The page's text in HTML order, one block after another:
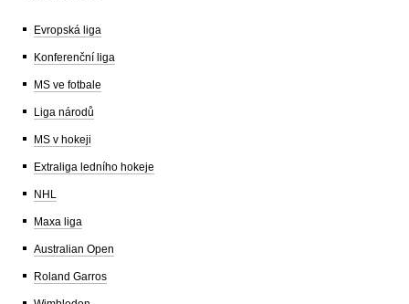
Evropská liga
Konferenční liga
MS ve fotbale
Liga národů
MS v hokeji
Extraliga ledního hokeje
NHL
Maxa liga
Australian Open
Roland Garros